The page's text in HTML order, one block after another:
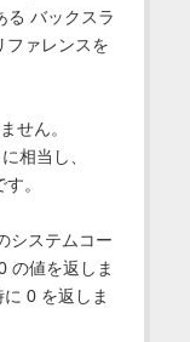
る バックスラ
ファレンスを
せん。
に相当し、
。
システムコー
の値を返しま
0 を返しま